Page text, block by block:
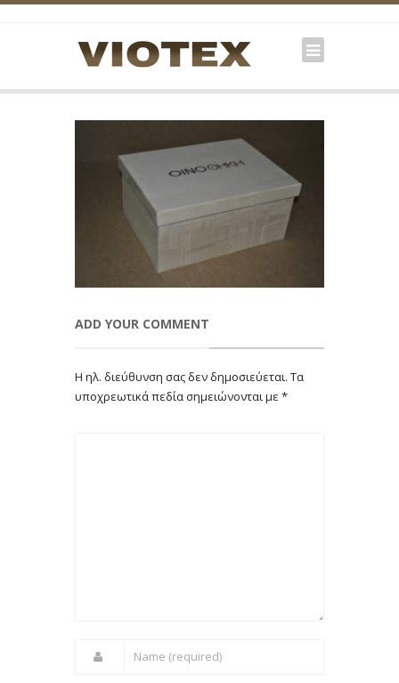
ADD YOUR COMMENT
Η ηλ. διεύθυνση σας δεν δημοσιεύεται. Τα
υποχρεωτικά πεδία σημειώνονται με *